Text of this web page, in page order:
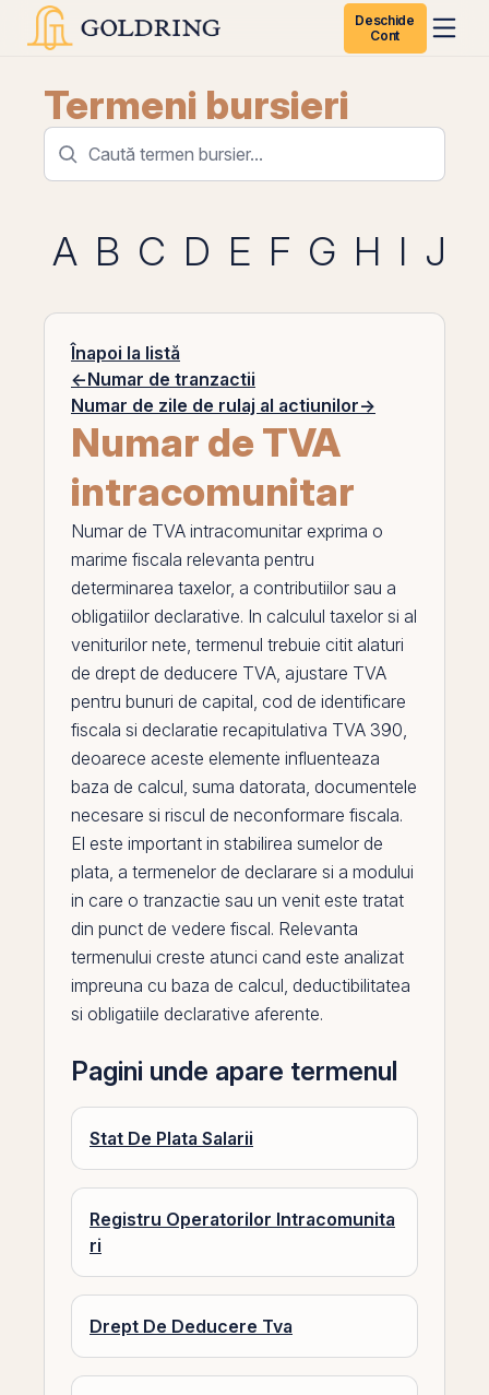
Deschide
Cont
Termeni bursieri
A B C D E F G H I J
Înapoi la listă
←Numar de tranzactii
Numar de zile de rulaj al actiunilor→
Numar de TVA
intracomunitar
Numar de TVA intracomunitar exprima o
marime fiscala relevanta pentru
determinarea taxelor, a contributiilor sau a
obligatiilor declarative. In calculul taxelor si al
veniturilor nete, termenul trebuie citit alaturi
de drept de deducere TVA, ajustare TVA
pentru bunuri de capital, cod de identificare
fiscala si declaratie recapitulativa TVA 390,
deoarece aceste elemente influenteaza
baza de calcul, suma datorata, documentele
necesare si riscul de neconformare fiscala.
El este important in stabilirea sumelor de
plata, a termenelor de declarare si a modului
in care o tranzactie sau un venit este tratat
din punct de vedere fiscal. Relevanta
termenului creste atunci cand este analizat
impreuna cu baza de calcul, deductibilitatea
si obligatiile declarative aferente.
Pagini unde apare termenul
Stat De Plata Salarii
Registru Operatorilor Intracomunita
ri
Drept De Deducere Tva